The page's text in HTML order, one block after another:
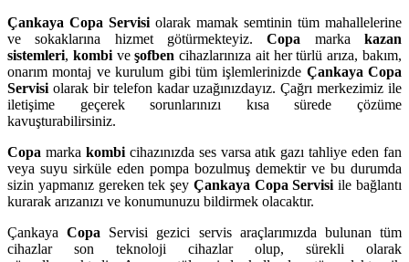
Çankaya Copa Servisi olarak mamak semtinin tüm mahallelerine
ve sokaklarına hizmet götürmekteyiz.Copa markakazan
sistemleri, kombi veşofben cihazlarınıza ait her türlü arıza, bakım,
onarım montaj ve kurulum gibi tüm işlemlerinizde Çankaya Copa
Servisi olarak bir telefon kadar uzağınızdayız. Çağrı merkezimiz ile
iletişime geçerek sorunlarınızı kısa sürede çözüme
kavuşturabilirsiniz.
Copa marka kombi cihazınızda ses varsa atık gazı tahliye eden fan
veya suyu sirküle eden pompa bozulmuş demektir ve bu durumda
sizin yapmanız gereken tek şey Çankaya Copa Servisiile bağlantı
kurarak arızanızı ve konumunuzu bildirmek olacaktır.
ÇankayaCopa Servisi gezici servis araçlarımızda bulunan tüm
cihazlar son teknoloji cihazlar olup, sürekli olarak